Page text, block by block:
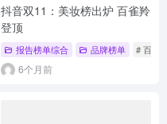
抖音双11：美妆榜出炉 百雀羚
登顶
报告榜单综合 品牌榜单 # 百雀
6个月前